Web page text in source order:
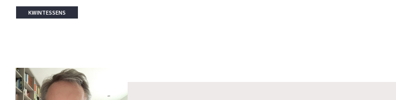
KWINTESSENS